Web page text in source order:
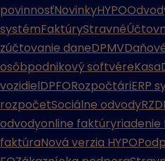
povinnosťNovinkyHYPO
systémFaktúryStravné
zúčtovanie daneDPMV
osôbpodnikový softvéreKasa
vozidielDPFORozpočtáriERP
rozpočetSociálne odvodyRZD
odvodyonline faktúry
faktúraNová verzia HYPO